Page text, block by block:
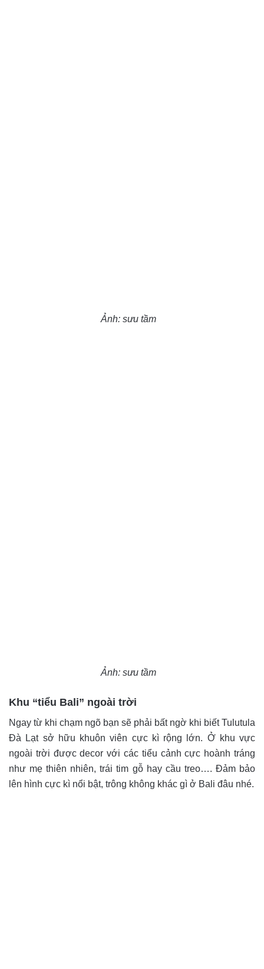
Ảnh: sưu tầm
Ảnh: sưu tầm
Khu “tiểu Bali” ngoài trời
Ngay từ khi chạm ngõ bạn sẽ phải bất ngờ khi biết Tulutula
Đà Lạt sở hữu khuôn viên cực kì rộng lớn. Ở khu vực
ngoài trời được decor với các tiểu cảnh cực hoành tráng
như mẹ thiên nhiên, trái tim gỗ hay cầu treo…. Đảm bảo
lên hình cực kì nổi bật, trông không khác gì ở Bali đâu nhé.